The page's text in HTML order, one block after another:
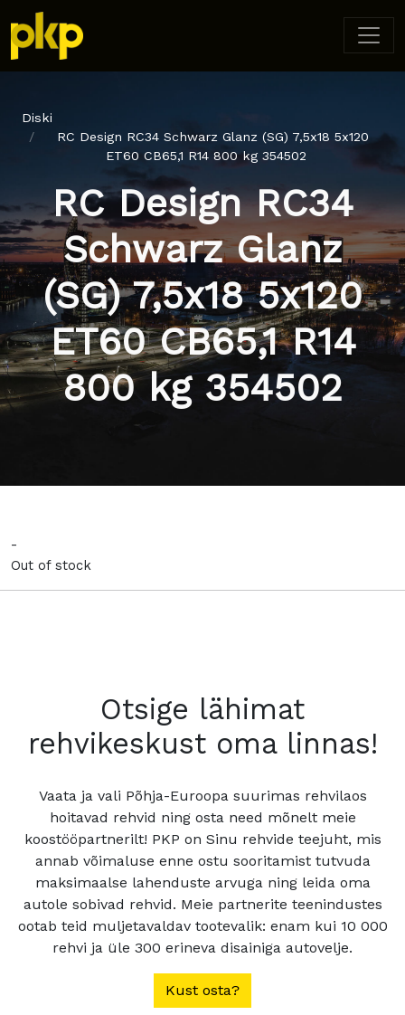
Diski
RC Design RC34 Schwarz Glanz (SG) 7,5x18 5x120
ET60 CB65,1 R14 800 kg 354502
RC Design RC34
Schwarz Glanz
(SG) 7,5x18 5x120
ET60 CB65,1 R14
800 kg 354502
-
Out of stock
Otsige lähimat
rehvikeskust oma linnas!
Vaata ja vali Põhja-Euroopa suurimas rehvilaos
hoitavad rehvid ning osta need mõnelt meie
koostööpartnerilt! PKP on Sinu rehvide teejuht, mis
annab võimaluse enne ostu sooritamist tutvuda
maksimaalse lahenduste arvuga ning leida oma
autole sobivad rehvid. Meie partnerite teenindustes
ootab teid muljetavaldav tootevalik: enam kui 10 000
rehvi ja üle 300 erineva disainiga autovelje.
Kust osta?